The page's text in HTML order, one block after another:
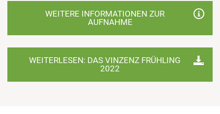
WEITERE INFORMATIONEN ZUR
AUFNAHME
WEITERLESEN: DAS VINZENZ FRÜHLING
2022